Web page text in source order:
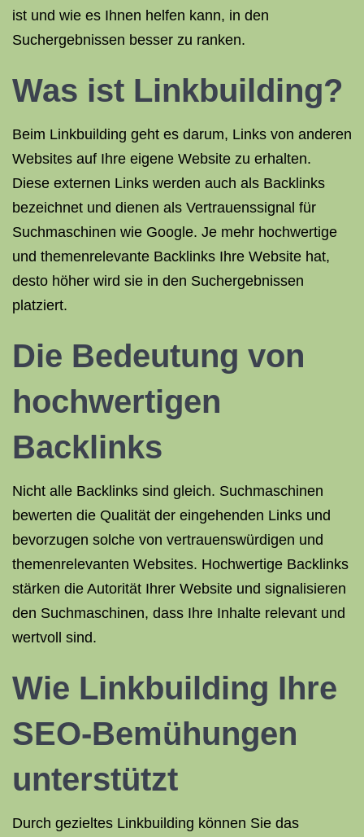
ist und wie es Ihnen helfen kann, in den
Suchergebnissen besser zu ranken.
Was ist Linkbuilding?
Beim Linkbuilding geht es darum, Links von anderen
Websites auf Ihre eigene Website zu erhalten.
Diese externen Links werden auch als Backlinks
bezeichnet und dienen als Vertrauenssignal für
Suchmaschinen wie Google. Je mehr hochwertige
und themenrelevante Backlinks Ihre Website hat,
desto höher wird sie in den Suchergebnissen
platziert.
Die Bedeutung von
hochwertigen
Backlinks
Nicht alle Backlinks sind gleich. Suchmaschinen
bewerten die Qualität der eingehenden Links und
bevorzugen solche von vertrauenswürdigen und
themenrelevanten Websites. Hochwertige Backlinks
stärken die Autorität Ihrer Website und signalisieren
den Suchmaschinen, dass Ihre Inhalte relevant und
wertvoll sind.
Wie Linkbuilding Ihre
SEO-Bemühungen
unterstützt
Durch gezieltes Linkbuilding können Sie das